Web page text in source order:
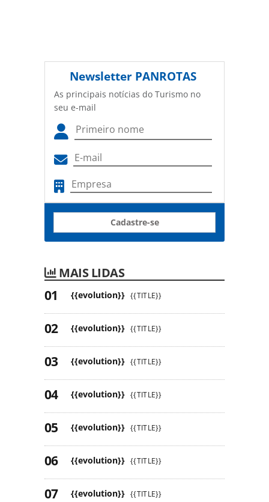
Newsletter PANROTAS
As principais notícias do Turismo no
seu e-mail
Cadastre-se
MAIS LIDAS
{{evolution}} {{TITLE}}
{{evolution}} {{TITLE}}
{{evolution}} {{TITLE}}
{{evolution}} {{TITLE}}
{{evolution}} {{TITLE}}
{{evolution}} {{TITLE}}
{{evolution}} {{TITLE}}